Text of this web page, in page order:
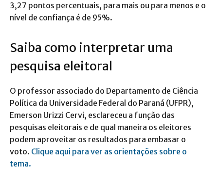
3,27 pontos percentuais, para mais ou para menos e o
nível de confiança é de 95%.
Saiba como interpretar uma
pesquisa eleitoral
O professor associado do Departamento de Ciência
Política da Universidade Federal do Paraná (UFPR),
Emerson Urizzi Cervi, esclareceu a função das
pesquisas eleitorais e de qual maneira os eleitores
podem aproveitar os resultados para embasar o
voto. Clique aqui para ver as orientações sobre o
tema.